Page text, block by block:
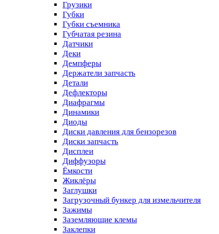
Грузики
Губки
Губки съемника
Губчатая резина
Датчики
Деки
Демпферы
Держатели запчасть
Детали
Дефлекторы
Диафрагмы
Динамики
Диоды
Диски давления для бензорезов
Диски запчасть
Дисплеи
Диффузоры
Ёмкости
Жиклёры
Заглушки
Загрузочный бункер для измельчителя
Зажимы
Заземляющие клемы
Заклепки